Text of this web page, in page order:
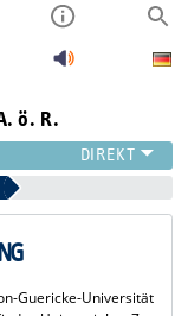
ö. R.
Universität